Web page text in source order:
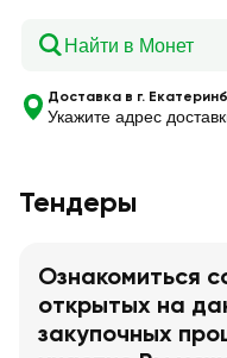
Доставка в г.
Укажите адрес
Тендеры
Ознакомиться
открытых на
закупочных